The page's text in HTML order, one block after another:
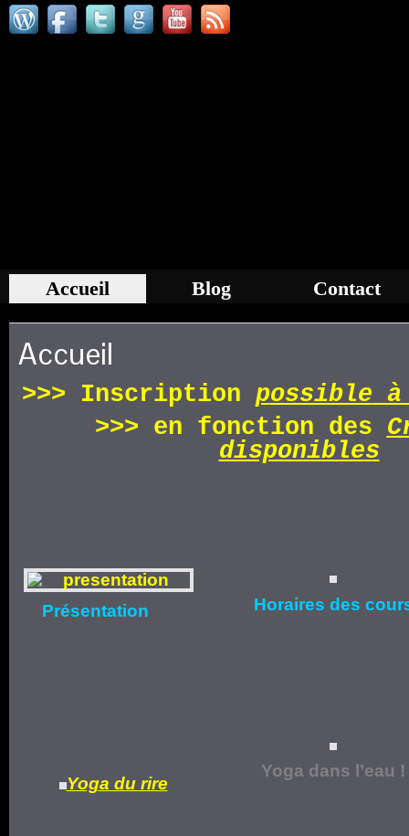
Accueil Blog Contact
Accueil
>>> Inscription possible à
>>> en fonction des
disponibles
Présentation Horaires des
Yoga du rire
Yoga dans l’eau !